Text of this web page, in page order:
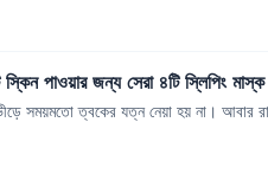
স্কিন পাওয়ার জন্য সেরা ৪টি স্লিপিং মাস্ক
ভীড়ে সময়মতো ত্বকের যত্ন নেয়া হয় না। আবার